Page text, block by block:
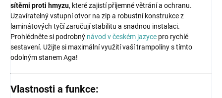
sítěmi proti hmyzu, které zajistí příjemné větrání a ochranu.
Uzavíratelný vstupní otvor na zip a robustní konstrukce z
laminátových tyčí zaručují stabilitu a snadnou instalaci.
Prohlédněte si podrobný návod v českém jazyce pro rychlé
sestavení. Užijte si maximální využití vaší trampolíny s tímto
odolným stanem Aga!
Vlastnosti a funkce: